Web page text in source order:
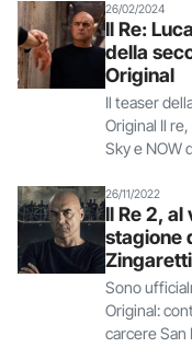
26/02/2024
Il Re:
della
Original
Il teaser
Original Il
Sky e NOW
26/11/2022
Il Re 2,
stagione
Zingaretti
Sono
Original:
carcere